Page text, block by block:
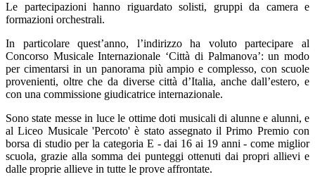
Le partecipazioni hanno riguardato solisti, gruppi da camera e
formazioni orchestrali.
In particolare quest’anno, l’indirizzo ha voluto partecipare al
Concorso Musicale Internazionale ‘Città di Palmanova’: un modo
per cimentarsi in un panorama più ampio e complesso, con scuole
provenienti, oltre che da diverse città d’Italia, anche dall’estero, e
con una commissione giudicatrice internazionale.
Sono state messe in luce le ottime doti musicali di alunne e alunni, e
al Liceo Musicale 'Percoto' è stato assegnato il Primo Premio con
borsa di studio per la categoria E - dai 16 ai 19 anni - come miglior
scuola, grazie alla somma dei punteggi ottenuti dai propri allievi e
dalle proprie allieve in tutte le prove affrontate.